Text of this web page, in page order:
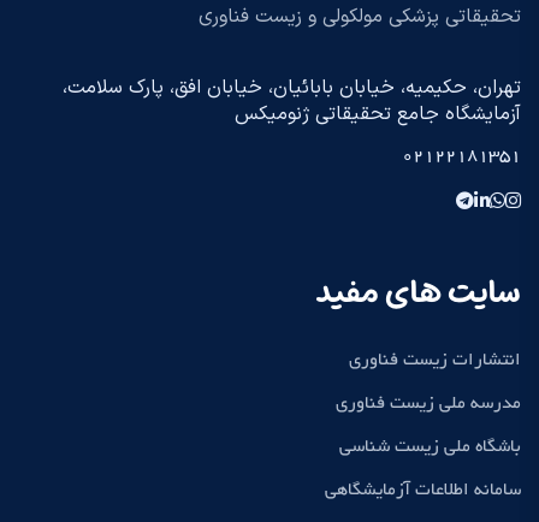
تحقیقاتی پزشکی مولکولی و زیست فناوری
تهران، حکیمیه، خیابان بابائیان، خیابان افق، پارک سلامت،
آزمایشگاه جامع تحقیقاتی ژنومیکس
02122181351
سایت های مفید
انتشارات زیست فناوری
مدرسه ملی زیست فناوری
باشگاه ملی زیست شناسی
سامانه اطلاعات آزمایشگاهی